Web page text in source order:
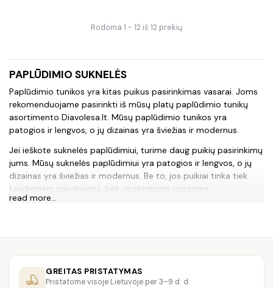
Rodoma 1 - 12 iš 12 prekių
PAPLŪDIMIO SUKNELĖS
Paplūdimio tunikos yra kitas puikus pasirinkimas vasarai. Joms
rekomenduojame pasirinkti iš mūsų platų paplūdimio tunikų
asortimento Diavolesa.lt. Mūsų paplūdimio tunikos yra
patogios ir lengvos, o jų dizainas yra šviežias ir modernus.
Jei ieškote suknelės paplūdimiui, turime daug puikių pasirinkimų
jums. Mūsų suknelės paplūdimiui yra patogios ir lengvos, o jų
dizainas yra šviežias ir modernus. Be to, jos puikiai tinka tiek
kasdieniam naudojimui, tiek ypatingoms progoms.
poreikius.
Klausimai ir atsakymai:
read more...
GREITAS PRISTATYMAS
Pristatome visoje Lietuvoje per 3–9 d. d.